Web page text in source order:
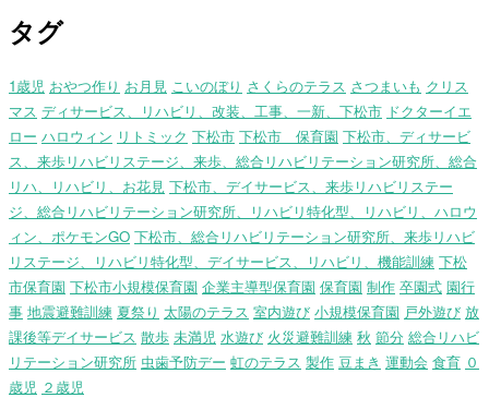
タグ
1歳児 おやつ作り お月見 こいのぼり さくらのテラス さつまいも クリス
マス ディサービス、リハビリ、改装、工事、一新、下松市 ドクターイエ
ロー ハロウィン リトミック 下松市 下松市 保育園 下松市、ディサービ
ス、来歩リハビリステージ、来歩、総合リハビリテーション研究所、総合
リハ、リハビリ、お花見 下松市、デイサービス、来歩リハビリステー
ジ、総合リハビリテーション研究所、リハビリ特化型、リハビリ、ハロウ
ィン、ポケモンGO 下松市、総合リハビリテーション研究所、来歩リハビ
リステージ、リハビリ特化型、デイサービス、リハビリ、機能訓練 下松
市保育園 下松市小規模保育園 企業主導型保育園 保育園 制作 卒園式 園行
事 地震避難訓練 夏祭り 太陽のテラス 室内遊び 小規模保育園 戸外遊び 放
課後等デイサービス 散歩 未満児 水遊び 火災避難訓練 秋 節分 総合リハビ
リテーション研究所 虫歯予防デー 虹のテラス 製作 豆まき 運動会 食育 ０
歳児 ２歳児